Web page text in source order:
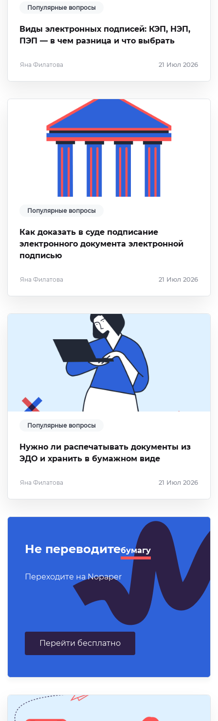
Популярные вопросы
Виды электронных подписей: КЭП, НЭП,
ПЭП — в чем разница и что выбрать
Яна Филатова 21 Июл 2026
Популярные вопросы
Как доказать в суде подписание
электронного документа электронной
подписью
Яна Филатова 21 Июл 2026
Популярные вопросы
Нужно ли распечатывать документы из
ЭДО и хранить в бумажном виде
Яна Филатова 21 Июл 2026
Не переводитебумагу
Переходите на Nopaper
Перейти бесплатно